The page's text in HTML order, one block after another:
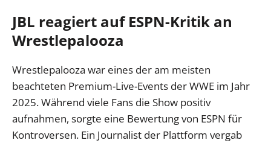
JBL reagiert auf ESPN-Kritik an
Wrestlepalooza
Wrestlepalooza war eines der am meisten
beachteten Premium-Live-Events der WWE im Jahr
2025. Während viele Fans die Show positiv
aufnahmen, sorgte eine Bewertung von ESPN für
Kontroversen. Ein Journalist der Plattform vergab